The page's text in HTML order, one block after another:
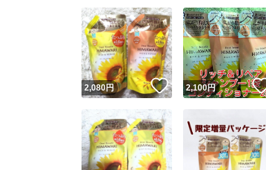
2,080円 いいね！
2,100円